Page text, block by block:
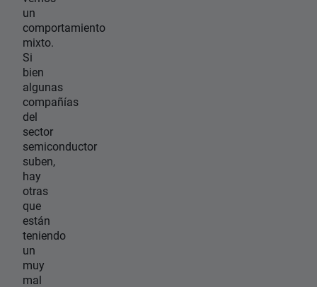
un
comportamiento
mixto.
Si
bien
algunas
compañías
del
sector
semiconductor
suben,
hay
otras
que
están
teniendo
un
muy
mal